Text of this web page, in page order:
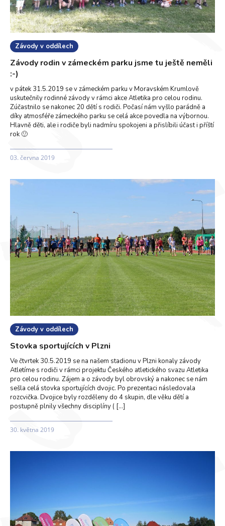
Závody v oddílech
Závody rodin v zámeckém parku jsme tu ještě neměli
:-)
v pátek 31.5.2019 se v zámeckém parku v Moravském Krumlově
uskutečnily rodinné závody v rámci akce Atletika pro celou rodinu.
Zúčastnilo se nakonec 20 dětí s rodiči. Počasí nám vyšlo parádně a
díky atmosféře zámeckého parku se celá akce povedla na výbornou.
Hlavně děti, ale i rodiče byli nadmíru spokojeni a přislíbili účast i příští
rok 🙂
03. června 2019
Závody v oddílech
Stovka sportujících v Plzni
Ve čtvrtek 30.5.2019 se na našem stadionu v Plzni konaly závody
Atletíme s rodiči v rámci projektu Českého atletického svazu Atletika
pro celou rodinu. Zájem a o závody byl obrovský a nakonec se nám
sešla celá stovka sportujících dvojic. Po prezentaci následovala
rozcvička. Dvojice byly rozděleny do 4 skupin, dle věku dětí a
postupně plnily všechny disciplíny ( […]
30. května 2019